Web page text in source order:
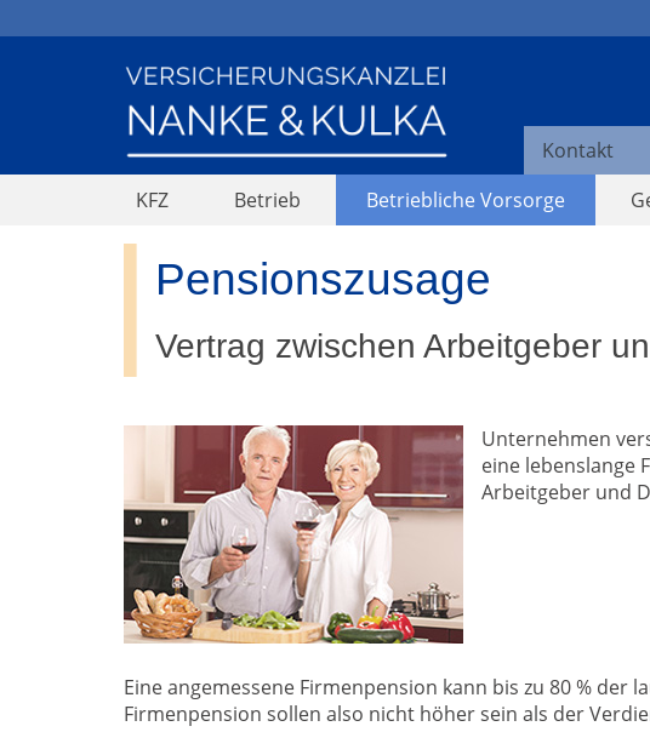
Kontakt
KFZ
Betrieb Betriebliche Vorsorge
Pensionszusage
Vertrag zwischen Arbeitgeber
Unternehmen
eine lebenslange
Arbeitgeber und
Eine angemessene Firmenpension kann bis zu 80 % der
Firmenpension sollen also nicht höher sein als der